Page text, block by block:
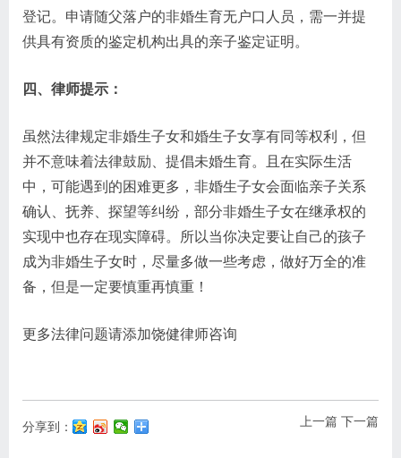
登记。申请随父落户的非婚生育无户口人员，需一并提
供具有资质的鉴定机构出具的亲子鉴定证明。
四、律师提示：
虽然法律规定非婚生子女和婚生子女享有同等权利，但
并不意味着法律鼓励、提倡未婚生育。且在实际生活
中，可能遇到的困难更多，非婚生子女会面临亲子关系
确认、抚养、探望等纠纷，部分非婚生子女在继承权的
实现中也存在现实障碍。所以当你决定要让自己的孩子
成为非婚生子女时，尽量多做一些考虑，做好万全的准
备，但是一定要慎重再慎重！
更多法律问题请添加饶健律师咨询
上一篇 下一篇
分享到：